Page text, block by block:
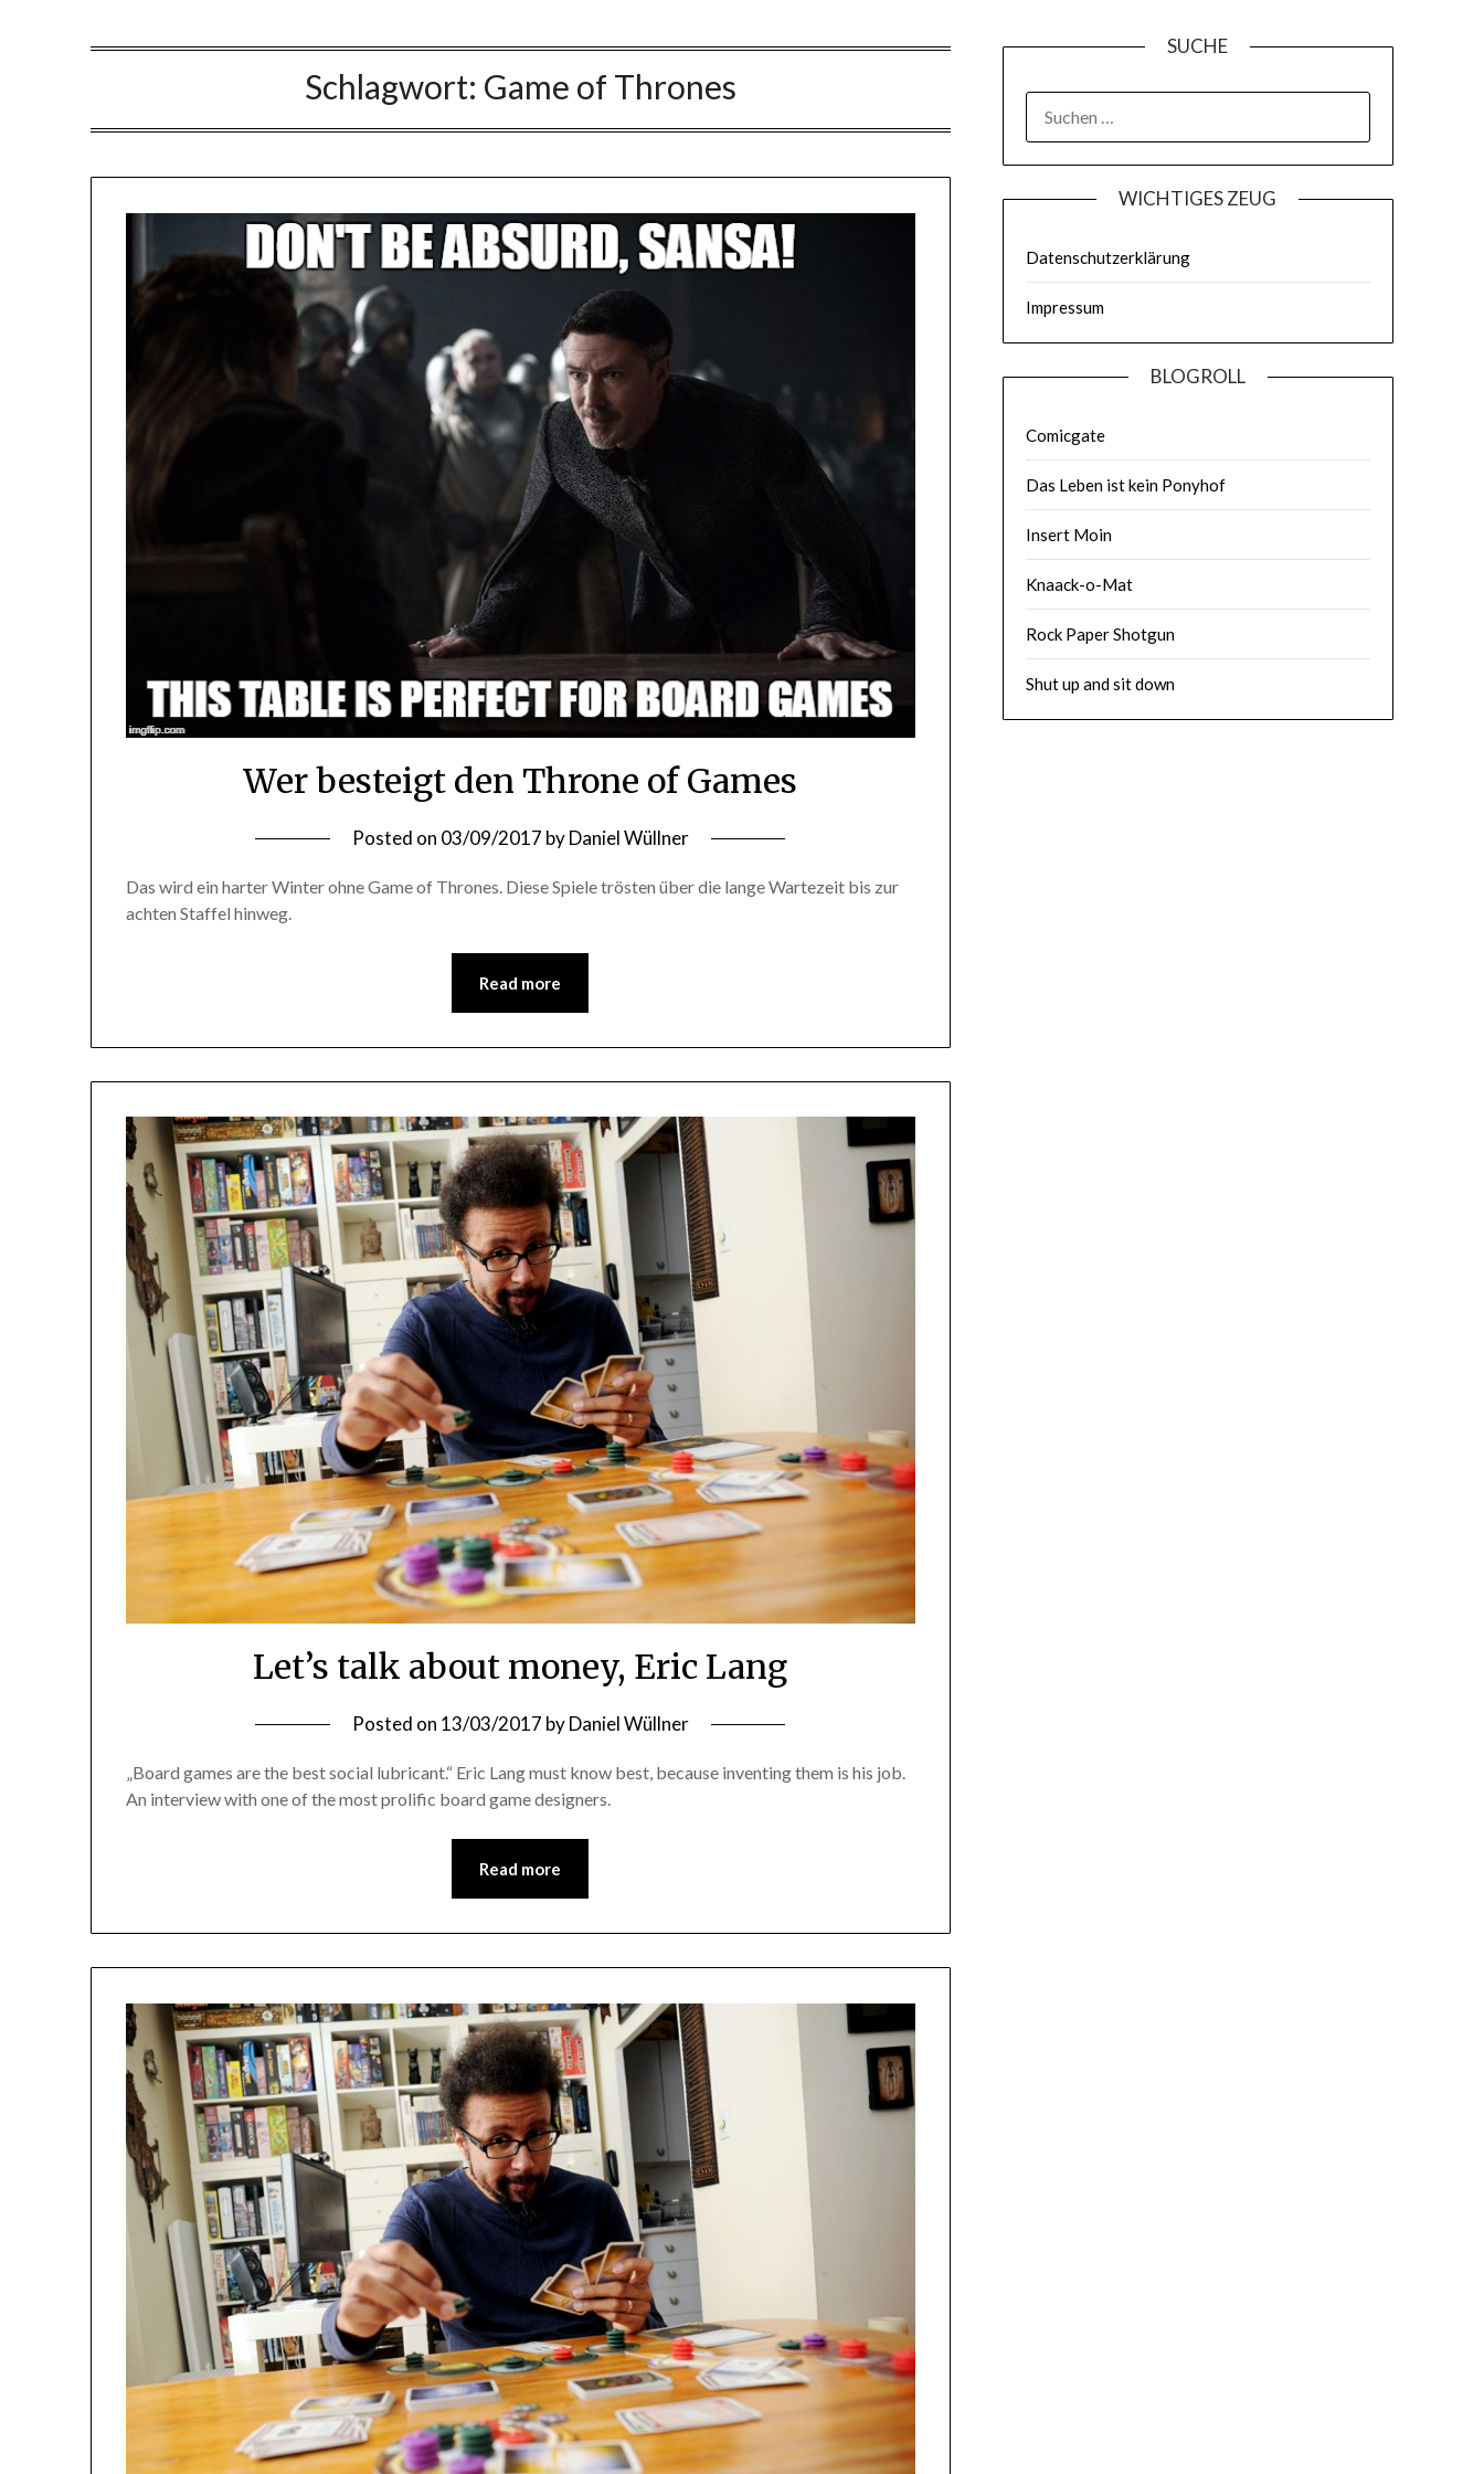
Schlagwort: Game of Thrones
Wer besteigt den Throne of Games
Posted on 03/09/2017 byDaniel Wüllner
Das wird ein harter Winter ohne Game of Thrones. Diese Spiele trösten über die lange Wartezeit bis zur
achten Staffel hinweg.
Read more
Let’s talk about money, Eric Lang
Posted on 13/03/2017 byDaniel Wüllner
„Board games are the best social lubricant.“ Eric Lang must know best, because inventing them is his job.
An interview with one of the most prolific board game designers.
Read more
SUCHE
WICHTIGES ZEUG
Datenschutzerklärung
Impressum
BLOGROLL
Comicgate
Das Leben ist kein Ponyhof
Insert Moin
Knaack-o-Mat
Rock Paper Shotgun
Shut up and sit down